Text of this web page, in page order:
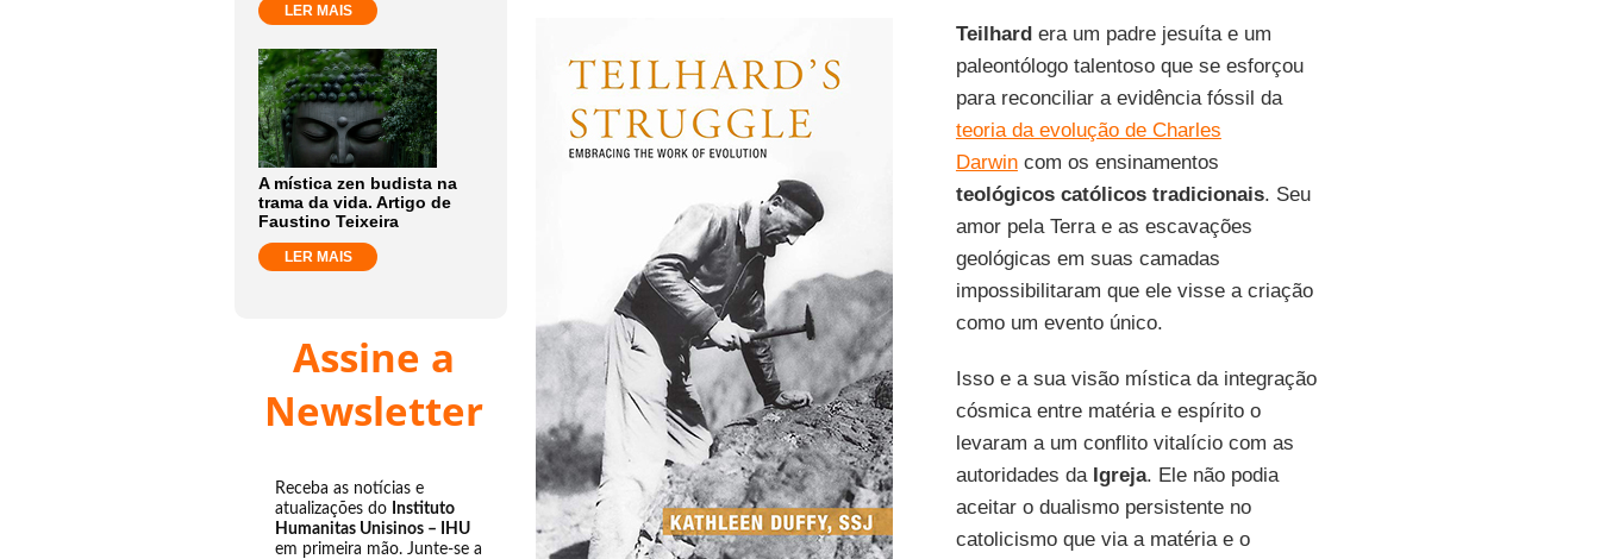
LER MAIS
A mística zen budista na
trama da vida. Artigo de
Faustino Teixeira
LER MAIS
Assine a
Newsletter
Receba as notícias e
atualizações do Instituto
Humanitas Unisinos – IHU
em primeira mão. Junte-se a
Teilhardera um padre jesuíta e um
paleontólogo talentoso que se esforçou
para reconciliar a evidência fóssil da
teoria da evolução de Charles
Darwincom os ensinamentos
teológicos católicos tradicionais. Seu
amor pela Terra e as escavações
geológicas em suas camadas
impossibilitaram que ele visse a criação
como um evento único.
Isso e a sua visão mística da integração
cósmica entre matéria e espírito o
levaram a um conflito vitalício com as
autoridades da Igreja. Ele não podia
aceitar o dualismo persistente no
catolicismo que via a matéria e o